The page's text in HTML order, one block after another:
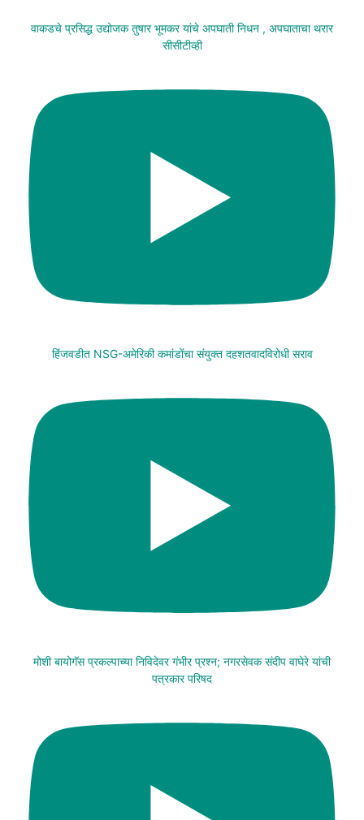
वाकडचे प्रसिद्ध उद्योजक तुषार भूमकर यांचे अपघाती निधन , अपघाताचा थरार
सीसीटीव्ही
हिंजवडीत NSG-अमेरिकी कमांडोंचा संयुक्त दहशतवादविरोधी सराव
मोशी बायोगॅस प्रकल्पाच्या निविदेवर गंभीर प्रश्न; नगरसेवक संदीप वाघेरे यांची
पत्रकार परिषद